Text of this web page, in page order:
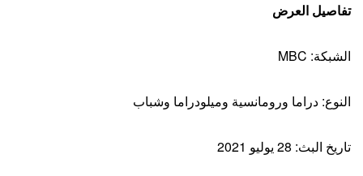
تفاصيل العرض
الشبكة: MBC
النوع: دراما ورومانسية وميلودراما وشباب
تاريخ البث: 28 يوليو 2021